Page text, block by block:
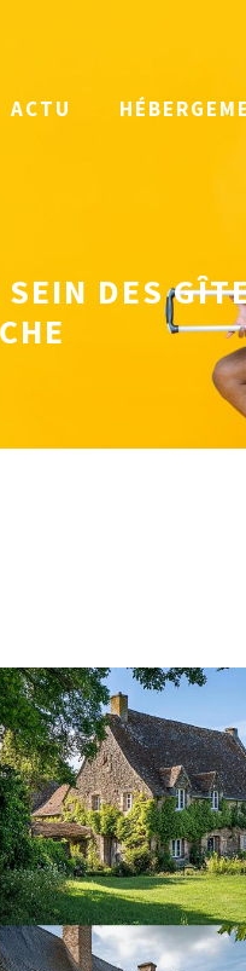
ACTU
DES